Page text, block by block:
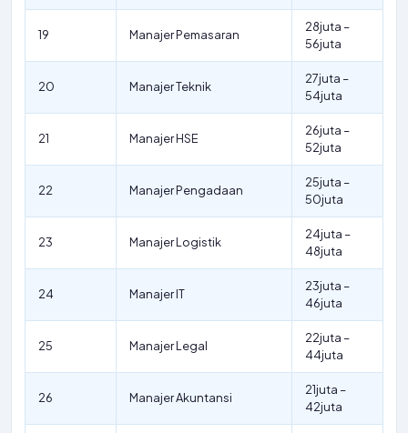
19 Manajer Pemasaran
28juta –
56juta
20 Manajer Teknik
27juta –
54juta
21 Manajer HSE
26juta –
52juta
22 Manajer Pengadaan
25juta –
50juta
23 Manajer Logistik
24juta –
48juta
24 Manajer IT
23juta –
46juta
25 Manajer Legal
22juta –
44juta
26 Manajer Akuntansi
21juta –
42juta